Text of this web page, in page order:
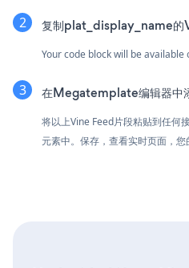
复制plat_display_name的
Your code block will be
在Megatemplate编辑器中
将以上Vine Feed片段粘贴到任
元素中。保存，查看实时页面，您